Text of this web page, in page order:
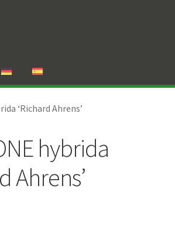
‘Richard Ahrens’
hybrida
Ahrens’